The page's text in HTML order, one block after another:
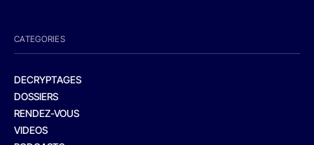
CATEGORIES
DECRYPTAGES
DOSSIERS
RENDEZ-VOUS
VIDEOS